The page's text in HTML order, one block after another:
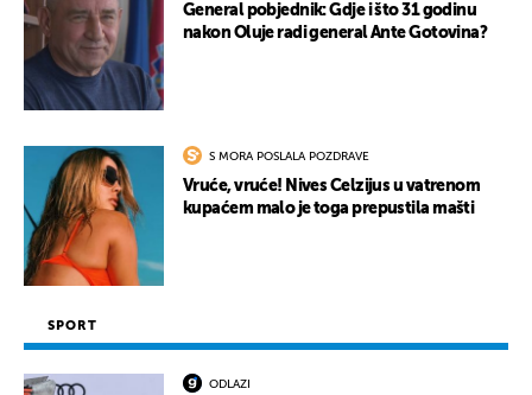
General pobjednik: Gdje i što 31 godinu
nakon Oluje radi general Ante Gotovina?
S MORA POSLALA POZDRAVE
Vruće, vruće! Nives Celzijus u vatrenom
kupaćem malo je toga prepustila mašti
SPORT
ODLAZI